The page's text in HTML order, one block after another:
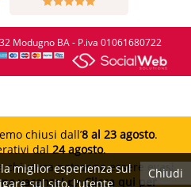
Modugno BA - P.iva 01061680722
Chiudi
miglior esperienza sul
sul sito, l'utente
chiusi dall’8 al 23 agosto.
dal24 agosto.
potranno essere evasi
vacanze!👉 Clicca qui per